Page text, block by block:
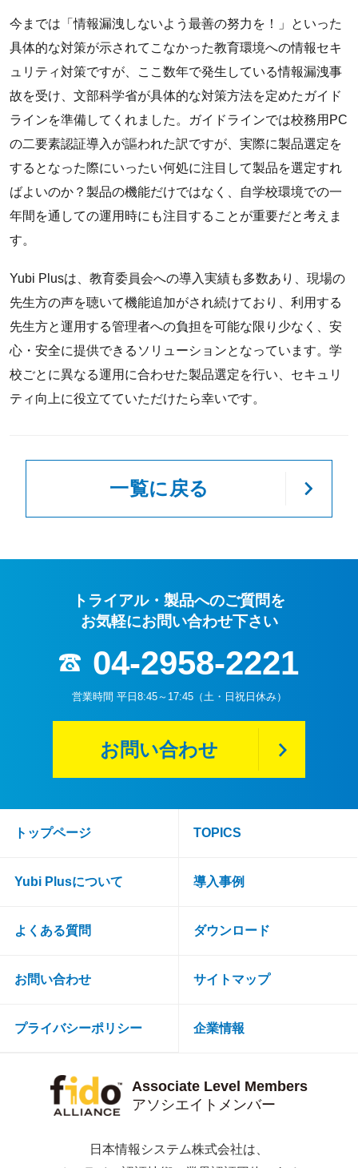
今までは「情報漏洩しないよう最善の努力を！」といった
具体的な対策が示されてこなかった教育環境への情報セキ
ュリティ対策ですが、ここ数年で発生している情報漏洩事
故を受け、文部科学省が具体的な対策方法を定めたガイド
ラインを準備してくれました。ガイドラインでは校務用PC
の二要素認証導入が謳われた訳ですが、実際に製品選定を
するとなった際にいったい何処に注目して製品を選定すれ
ばよいのか？製品の機能だけではなく、自学校環境での一
年間を通しての運用時にも注目することが重要だと考えま
す。
Yubi Plusは、教育委員会への導入実績も多数あり、現場の
先生方の声を聴いて機能追加がされ続けており、利用する
先生方と運用する管理者への負担を可能な限り少なく、安
心・安全に提供できるソリューションとなっています。学
校ごとに異なる運用に合わせた製品選定を行い、セキュリ
ティ向上に役立てていただけたら幸いです。
一覧に戻る
トライアル・製品へのご質問を
お気軽にお問い合わせ下さい
04-2958-2221
営業時間 平日8:45～17:45（土・日祝日休み）
お問い合わせ
トップページ TOPICS
Yubi Plusについて 導入事例
よくある質問 ダウンロード
お問い合わせ サイトマップ
プライバシーポリシー 企業情報
Associate Level Members
アソシエイトメンバー
日本情報システム株式会社は、